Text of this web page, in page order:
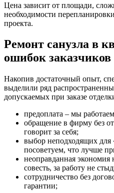
Цена зависит от площади,
необходимости
проекта.
Ремонт санузла в
ошибок заказчиков
Накопив достаточный опыт,
выделили ряд
допускаемых при заказе
предоплата – мы работаем
обращение в фирму без
говорит за себя;
выбор неподходящих для
посоветуем, что лучше
неоправданная экономия
совесть, за работу не
сотрудничество без
гарантии;